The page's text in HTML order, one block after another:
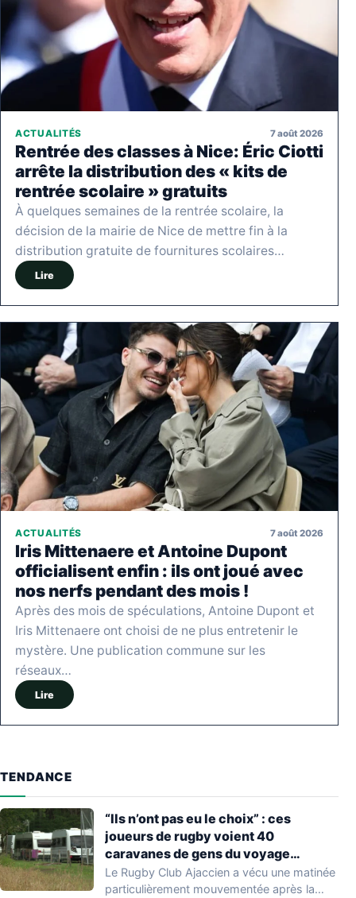
ACTUALITÉS 7 août 2026
Rentrée des classes à Nice: Éric Ciotti
arrête la distribution des « kits de
rentrée scolaire » gratuits
À quelques semaines de la rentrée scolaire, la
décision de la mairie de Nice de mettre fin à la
distribution gratuite de fournitures scolaires…
Lire
ACTUALITÉS 7 août 2026
Iris Mittenaere et Antoine Dupont
officialisent enfin : ils ont joué avec
nos nerfs pendant des mois !
Après des mois de spéculations, Antoine Dupont et
Iris Mittenaere ont choisi de ne plus entretenir le
mystère. Une publication commune sur les
réseaux…
Lire
TENDANCE
“Ils n’ont pas eu le choix” : ces
joueurs de rugby voient 40
caravanes de gens du voyage
s’installer dans leur stade, ils les
délogent en moins d’1 heure
Le Rugby Club Ajaccien a vécu une matinée
particulièrement mouvementée après la